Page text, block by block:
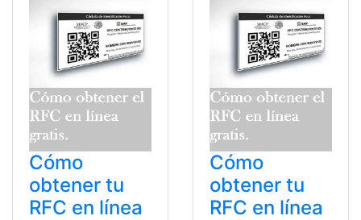
Cómo
obtener tu
RFC en línea
Cómo
obtener tu
RFC en línea